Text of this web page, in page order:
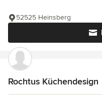
52525 Heinsberg
Rochtus Küchendesign